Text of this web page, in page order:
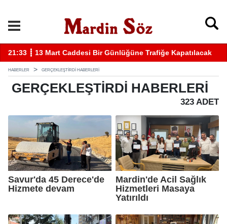
11:57 ┋ Midyat’ta bıçaklı kavga can aldı
HABERLER GERÇEKLEŞTİRDİ HABERLERI
GERÇEKLEŞTİRDİ HABERLERI
323 ADET
Savur'da 45 Derece'de
Hizmete devam
Mardin'de Acil Sağlık
Hizmetleri Masaya
Yatırıldı